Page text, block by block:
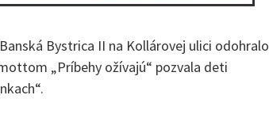
Bystrica II na Kollárovej ulici odohralo
„Príbehy ožívajú“ pozvala deti